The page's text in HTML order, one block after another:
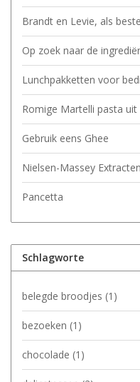
Brandt en Levie, als
Op zoek naar de
Lunchpakketten voor
Romige Martelli pasta uit
Gebruik eens Ghee
Nielsen-Massey Extracten
Pancetta
Schlagworte
belegde broodjes (1)
bezoeken (1)
chocolade (1)